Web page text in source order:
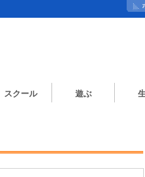
スクール 遊ぶ